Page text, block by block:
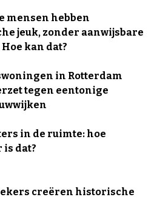
mensen hebben
jeuk, zonder aanwijsbare
kan dat?
in Rotterdam
tegen eentonige
in de ruimte: hoe
is dat?
creëren historische